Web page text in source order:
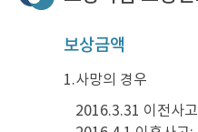
보상금액
1.사망의 경우
2016.3.31 이전사